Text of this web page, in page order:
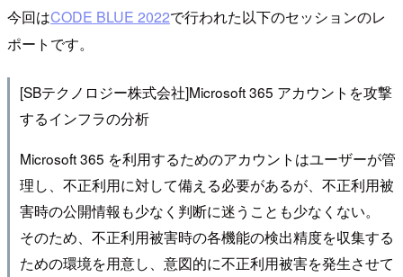
今回はCODE BLUE 2022で行われた以下のセッションのレ
ポートです。
[SBテクノロジー株式会社]Microsoft 365 アカウントを攻撃
するインフラの分析
Microsoft 365 を利用するためのアカウントはユーザーが管
理し、不正利用に対して備える必要があるが、不正利用被
害時の公開情報も少なく判断に迷うことも少なくない。
そのため、不正利用被害時の各機能の検出精度を収集する
ための環境を用意し、意図的に不正利用被害を発生させて